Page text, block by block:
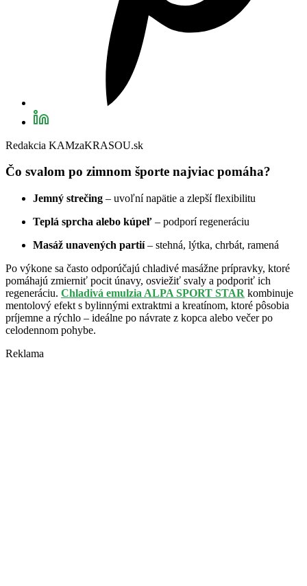
Redakcia KAMzaKRASOU.sk
Čo svalom po zimnom športe najviac pomáha?
Jemný strečing – uvoľní napätie a zlepší flexibilitu
Teplá sprcha alebo kúpeľ – podporí regeneráciu
Masáž unavených partií– stehná, lýtka, chrbát, ramená
Po výkone sa často odporúčajú chladivé masážne prípravky, ktoré
pomáhajú zmierniť pocit únavy, osviežiť svaly a podporiť ich
regeneráciu. Chladivá emulzia ALPA SPORT STAR kombinuje
mentolový efekt s bylinnými extraktmi a kreatínom, ktoré pôsobia
príjemne a rýchlo – ideálne po návrate z kopca alebo večer po
celodennom pohybe.
Reklama